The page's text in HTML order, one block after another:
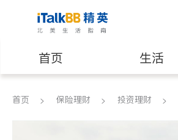
首页 生活
医生 律师
首页 保险理财 投资理财